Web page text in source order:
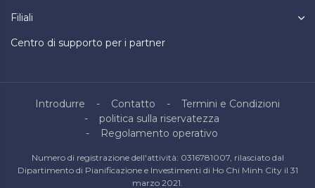
Filiali
Centro di supporto per i partner
Introdurre Contatto
Termini e Condizioni
politica sulla riservatezza
Regolamento operativo
Numero di registrazione dell'attività: 0316781007, rilasciato dal
Dipartimento di Pianificazione e Investimenti di Ho Chi Minh City il 31
marzo 2021.